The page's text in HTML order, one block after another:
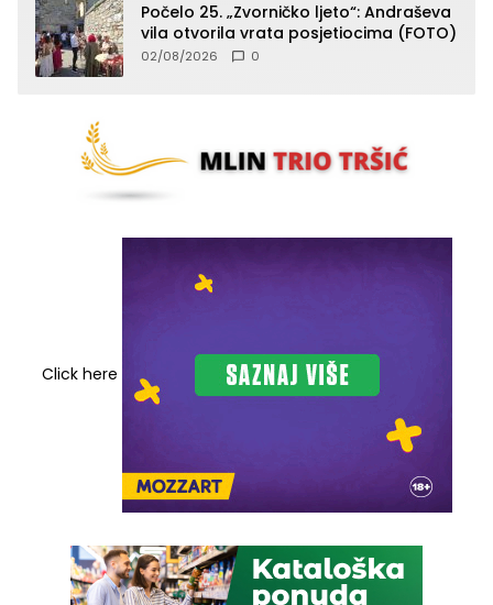
Počelo 25. „Zvorničko ljeto“: Andraševa
vila otvorila vrata posjetiocima (FOTO)
02/08/2026 0
Click here